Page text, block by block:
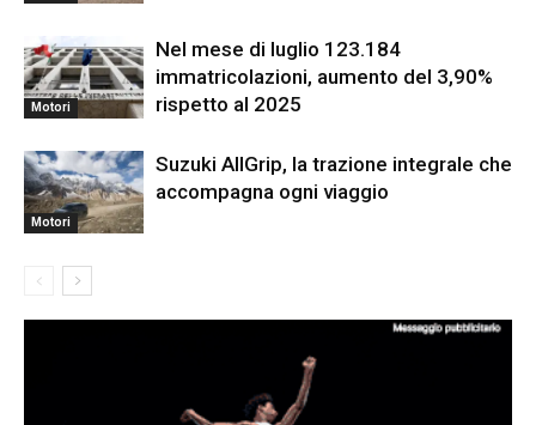
Motori
Nel mese di luglio 123.184
immatricolazioni, aumento del 3,90%
rispetto al 2025
Motori
Suzuki AllGrip, la trazione integrale che
accompagna ogni viaggio